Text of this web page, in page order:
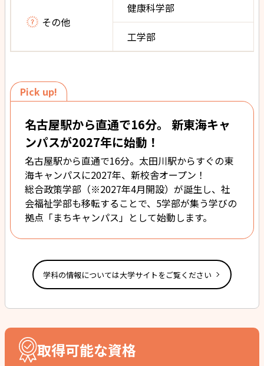
その他
健康科学部
工学部
Pick up!
名古屋駅から直通で16分。 新東海キャ
ンパスが2027年に始動！
名古屋駅から直通で16分。太田川駅からすぐの東
海キャンパスに2027年、新校舎オープン！
総合政策学部（※2027年4月開設）が誕生し、社
会福祉学部も移転することで、5学部が集う学びの
拠点「まちキャンパス」として始動します。
学科の情報については大学サイトをご覧ください
取得可能な資格